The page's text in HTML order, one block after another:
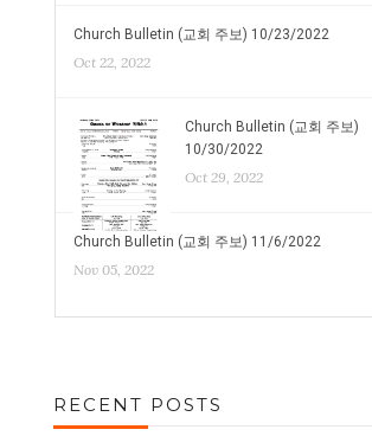
Church Bulletin (교회 주보) 10/23/2022
Oct 22, 2022
Church Bulletin (교회 주보)
10/30/2022
Oct 29, 2022
Church Bulletin (교회 주보) 11/6/2022
Nov 05, 2022
RECENT POSTS